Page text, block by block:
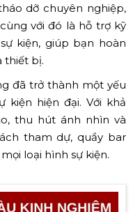
dỡ chuyên nghiệp,
với đó là hỗ trợ kỹ
kiện, giúp bạn hoàn
thiết bị.
đã trở thành một yếu
hiện đại. Với khả
thu hút ánh nhìn và
tham dự, quầy bar
loại hình sự kiện.